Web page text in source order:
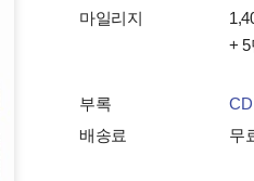
마일리지
+
부록
배송료
무